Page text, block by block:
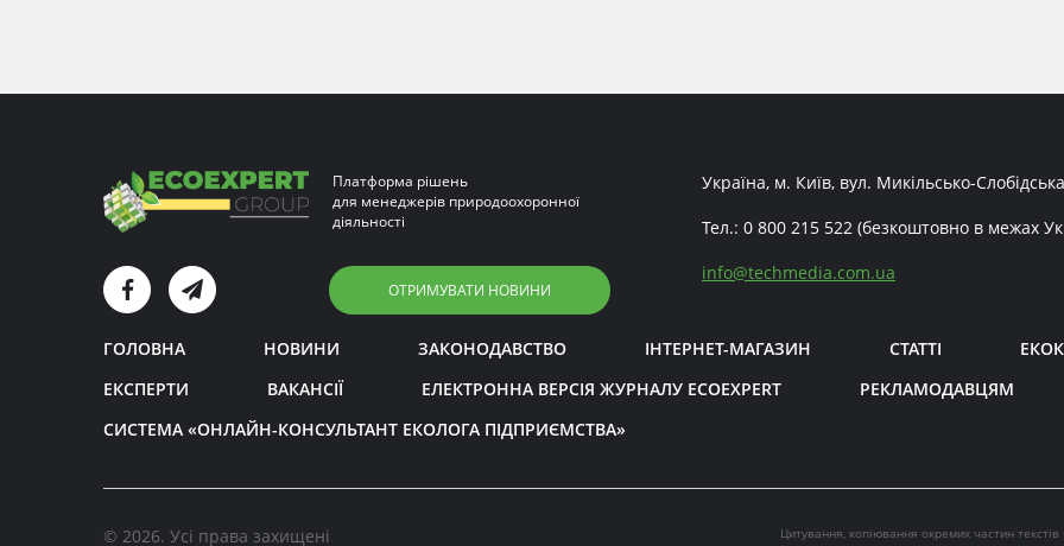
Платформа рішень
для менеджерів природоохоронної
діяльності
ОТРИМУВАТИ НОВИНИ
Україна, м. Київ, вул. Микільсько-
Тел.: 0 800 215 522 (безкоштовно в межах
info@techmedia.com.ua
ГОЛОВНА НОВИНИ ЗАКОНОДАВСТВО ІНТЕРНЕТ-МАГАЗИН СТАТТІ
ЕКСПЕРТИ
ВАКАНСІЇ ЕЛЕКТРОННА ВЕРСІЯ ЖУРНАЛУ ECOEXPERT РЕКЛАМОДАВЦЯМ
СИСТЕМА «ОНЛАЙН-КОНСУЛЬТАНТ ЕКОЛОГА ПІДПРИЄМСТВА»
Цитування, копіювання окремих частин
© 2026. Усі права захищені